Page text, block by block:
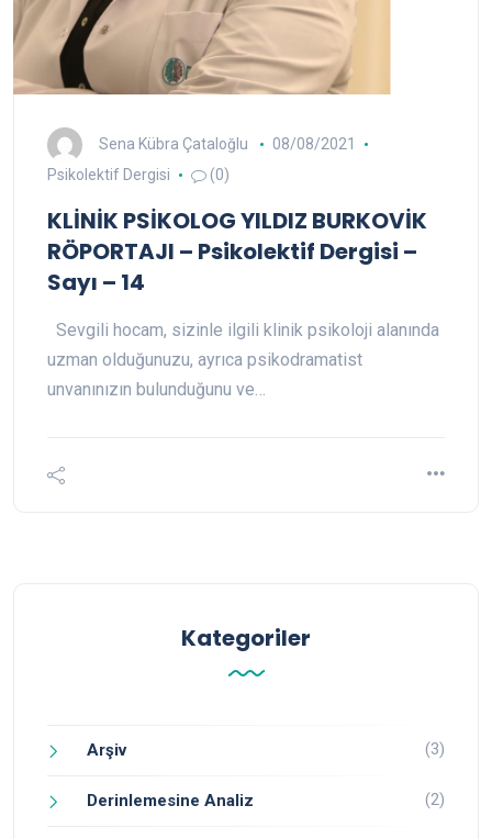
Sena Kübra Çataloğlu
08/08/2021
Psikolektif Dergisi
(0)
KLİNİK PSİKOLOG YILDIZ BURKOVİK
RÖPORTAJI – Psikolektif Dergisi –
Sayı – 14
Sevgili hocam, sizinle ilgili klinik psikoloji alanında
uzman olduğunuzu, ayrıca psikodramatist
unvanınızın bulunduğunu ve…
Kategoriler
Arşiv (3)
Derinlemesine Analiz (2)